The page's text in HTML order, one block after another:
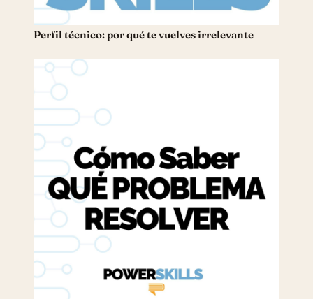
Perfil técnico: por qué te vuelves irrelevante